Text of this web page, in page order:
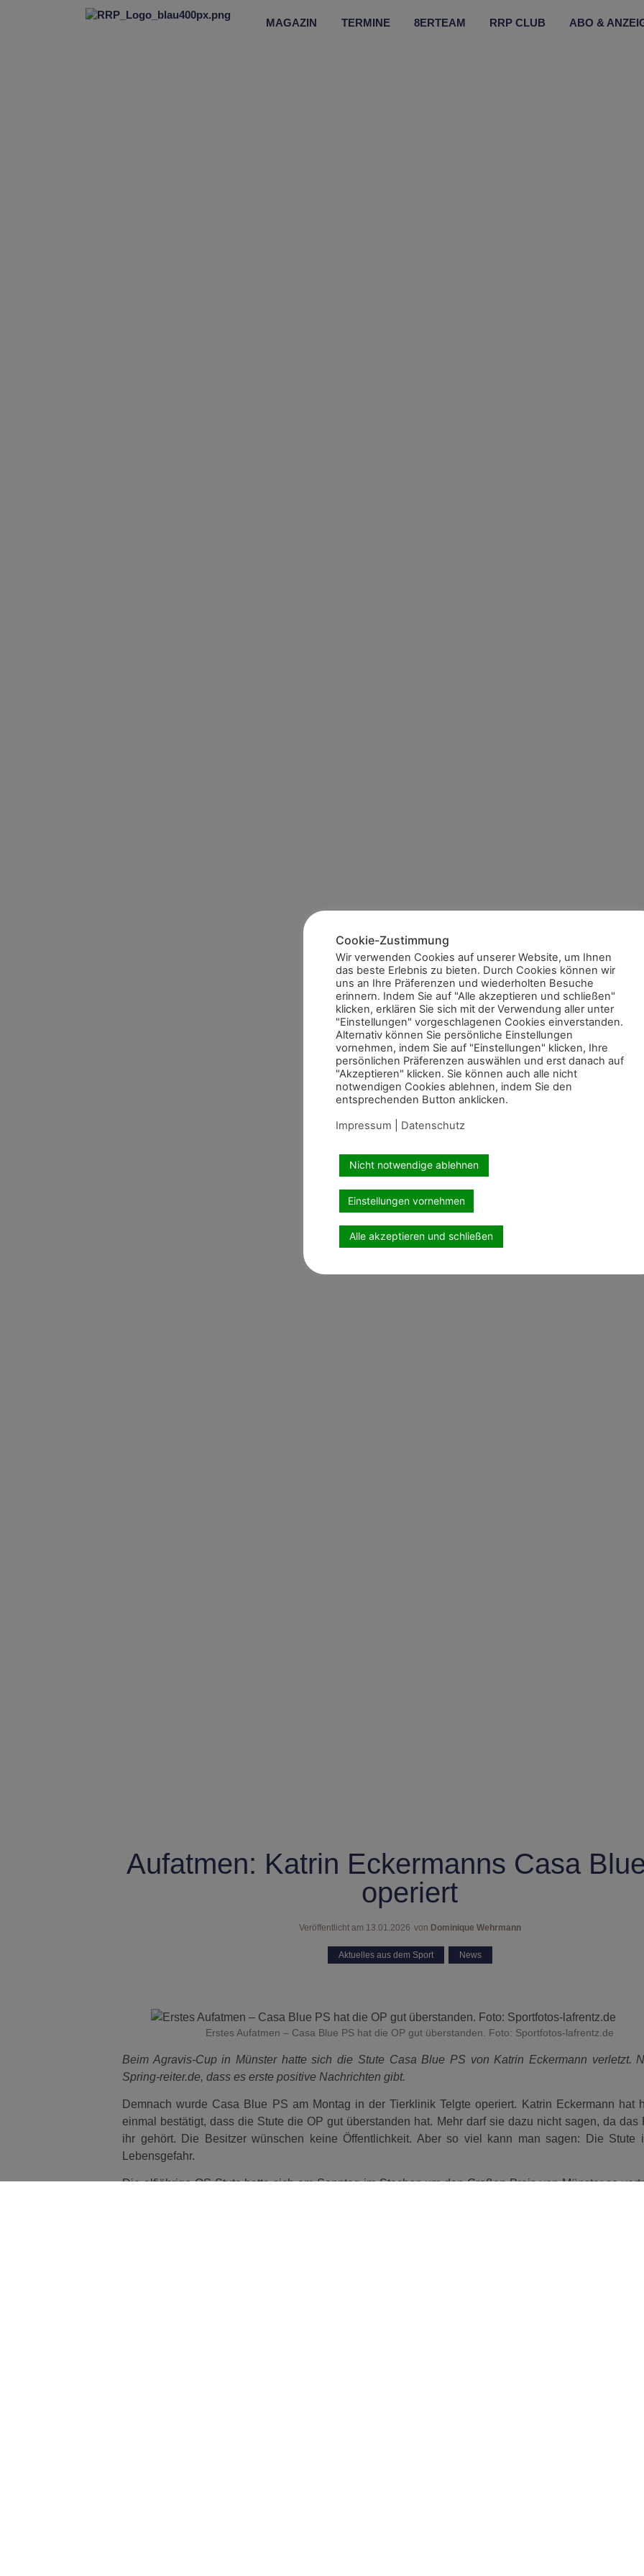
MAGAZIN TERMINE 8ERTEAM RRP CLUB ABO &
Aufatmen: Katrin Eckermanns Casa
operiert
Veröffentlicht am 13.01.2026 von Dominique Wehrmann
Aktuelles aus dem Sport News
Erstes Aufatmen – Casa Blue PS hat die OP gut überstanden. Foto: Sportfotos-lafrentz.de
Beim Agravis-Cup in Münster hatte sich die Stute Casa Blue PS von Katrin Eckermann verletzt.
Spring-reiter.de, dass es erste positive Nachrichten gibt.
Demnach wurde Casa Blue PS am Montag in der Tierklinik Telgte operiert. Katrin Eckermann hat
einmal bestätigt, dass die Stute die OP gut überstanden hat. Mehr darf sie dazu nicht sagen, da das
ihr gehört. Die Besitzer wünschen keine Öffentlichkeit. Aber so viel kann man sagen: Die Stute
Lebensgefahr.
Die elfjährige OS-Stute hatte sich am Sonntag im Stechen um den Großen Preis von Münster so
Cookie-Zustimmung
Wir verwenden Cookies auf unserer Website, um Ihnen
das beste Erlebnis zu bieten. Durch Cookies können wir
uns an Ihre Präferenzen und wiederholten Besuche
erinnern. Indem Sie auf "Alle akzeptieren und schließen"
klicken, erklären Sie sich mit der Verwendung aller unter
"Einstellungen" vorgeschlagenen Cookies einverstanden.
Alternativ können Sie persönliche Einstellungen
vornehmen, indem Sie auf "Einstellungen" klicken, Ihre
persönlichen Präferenzen auswählen und erst danach auf
"Akzeptieren" klicken. Sie können auch alle nicht
notwendigen Cookies ablehnen, indem Sie den
entsprechenden Button anklicken.
Impressum
Datenschutz
Nicht notwendige ablehnen
Einstellungen vornehmen
Alle akzeptieren und schließen